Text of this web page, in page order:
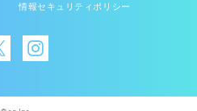
情報セキュリティポリシー